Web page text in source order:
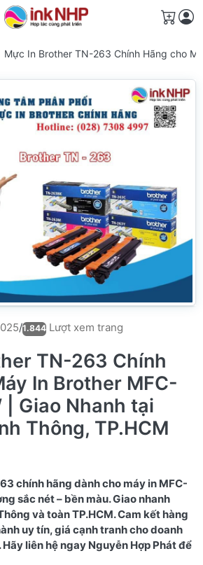
Giỏ
Mực In Brother TN-263 Chính Hãng cho
/1.844 Lượt xem trang
TN-263 Chính
In Brother MFC-
| Giao Nhanh tại
Thông, TP.HCM
chính hãng dành cho máy in MFC-
sắc nét – bền màu. Giao nhanh
và toàn TP.HCM. Cam kết hàng
uy tín, giá cạnh tranh cho doanh
liên hệ ngay Nguyễn Hợp Phát để